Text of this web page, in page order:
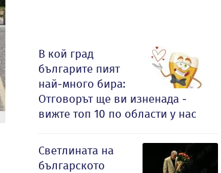
В кой град
българите пият
най-много бира:
Отговорът ще ви изненада -
вижте топ 10 по области у нас
Светлината на
българското